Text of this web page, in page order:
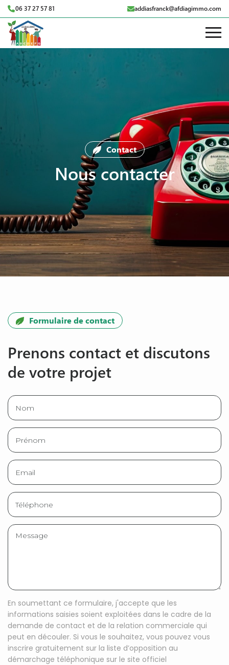
06 37 27 57 81 addiasfranck@afdiagimmo.com
Contact
Nous contacter
Formulaire de contact
Prenons contact et discutons
de votre projet
En soumettant ce formulaire, j'accepte que les
informations saisies soient exploitées dans le cadre de la
demande de contact et de la relation commerciale qui
peut en découler. Si vous le souhaitez, vous pouvez vous
inscrire gratuitement sur la liste d’opposition au
démarchage téléphonique sur le site officiel